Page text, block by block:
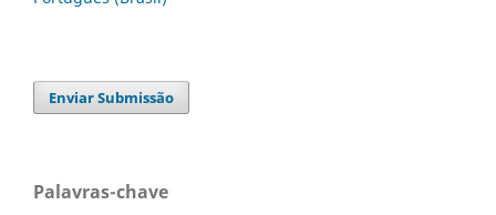
Enviar Submissão
Palavras-chave